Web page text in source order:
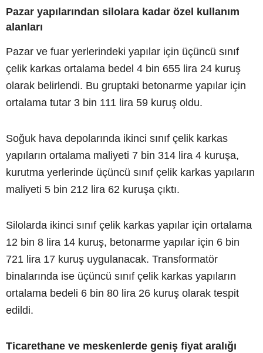
Pazar yapılarından silolara kadar özel kullanım
alanları
Pazar ve fuar yerlerindeki yapılar için üçüncü sınıf
çelik karkas ortalama bedel 4 bin 655 lira 24 kuruş
olarak belirlendi. Bu gruptaki betonarme yapılar için
ortalama tutar 3 bin 111 lira 59 kuruş oldu.
Soğuk hava depolarında ikinci sınıf çelik karkas
yapıların ortalama maliyeti 7 bin 314 lira 4 kuruşa,
kurutma yerlerinde üçüncü sınıf çelik karkas yapıların
maliyeti 5 bin 212 lira 62 kuruşa çıktı.
Silolarda ikinci sınıf çelik karkas yapılar için ortalama
12 bin 8 lira 14 kuruş, betonarme yapılar için 6 bin
721 lira 17 kuruş uygulanacak. Transformatör
binalarında ise üçüncü sınıf çelik karkas yapıların
ortalama bedeli 6 bin 80 lira 26 kuruş olarak tespit
edildi.
Ticarethane ve meskenlerde geniş fiyat aralığı